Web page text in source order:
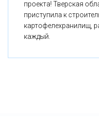
проекта! Тверская
приступила к
картофелехранилищ,
каждый.